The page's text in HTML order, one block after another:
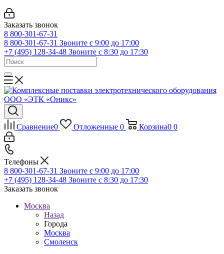
Заказать звонок
8 800-301-67-31
8 800-301-67-31 Звоните с 9:00 до 17:00
+7 (495) 128-34-48 Звоните с 8:30 до 17:30
Сравнение0 Отложенные 0 Корзина0 0
Телефоны
8 800-301-67-31 Звоните с 9:00 до 17:00
+7 (495) 128-34-48 Звоните с 8:30 до 17:30
Заказать звонок
Москва
Назад
Города
Москва
Смоленск